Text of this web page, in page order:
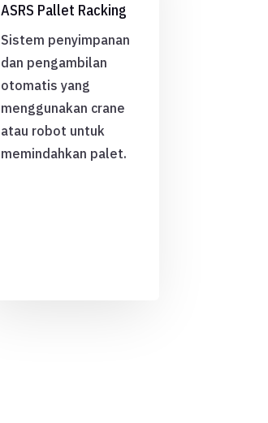
ASRS Pallet Racking
Sistem penyimpanan
dan pengambilan
otomatis yang
menggunakan crane
atau robot untuk
memindahkan palet.